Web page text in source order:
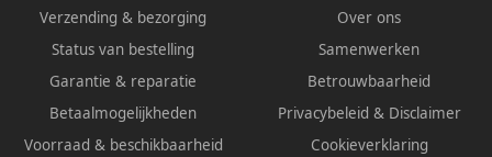
Verzending & bezorging
Status van bestelling
Garantie & reparatie
Betaalmogelijkheden
Voorraad & beschikbaarheid
Over ons
Samenwerken
Betrouwbaarheid
Privacybeleid & Disclaimer
Cookieverklaring